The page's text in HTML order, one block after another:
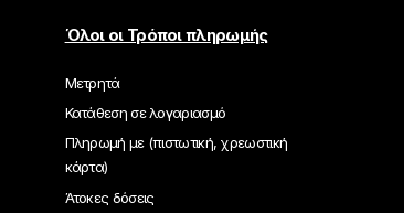
Όλοι οι Τρόποι πληρωμής
Μετρητά
Κατάθεση σε λογαριασμό
Πληρωμή με (πιστωτική, χρεωστική
κάρτα)
Άτοκες δόσεις